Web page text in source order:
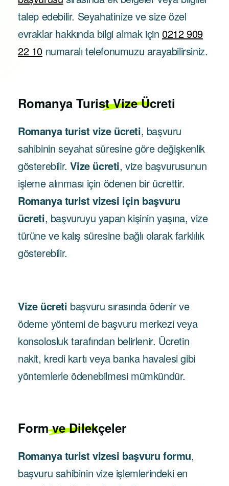
talep edebilir. Seyahatinize ve size özel
evraklar hakkında bilgi almak için0212 909
22 10 numaralı telefonumuzu arayabilirsiniz.
Romanya Turist Vize Ücreti
Romanya turist vize ücreti, başvuru
sahibinin seyahat süresine göre değişkenlik
gösterebilir.Vize ücreti, vize başvurusunun
işleme alınması için ödenen bir ücrettir.
Romanya turist vizesi için başvuru
ücreti, başvuruyu yapan kişinin yaşına, vize
türüne ve kalış süresine bağlı olarak farklılık
gösterebilir.
Vize ücreti başvuru sırasında ödenir ve
ödeme yöntemi de başvuru merkezi veya
konsolosluk tarafından belirlenir. Ücretin
nakit, kredi kartı veya banka havalesi gibi
yöntemlerle ödenebilmesi mümkündür.
Form ve Dilekçeler
Romanya turist vizesi başvuru formu,
başvuru sahibinin vize işlemlerindeki en